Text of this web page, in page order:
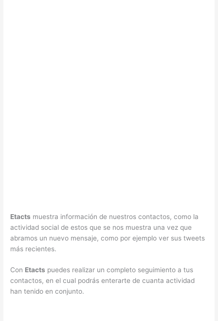
Etacts muestra información de nuestros contactos, como la
actividad social de estos que se nos muestra una vez que
abramos un nuevo mensaje, como por ejemplo ver sus tweets
más recientes.
Con Etacts puedes realizar un completo seguimiento a tus
contactos, en el cual podrás enterarte de cuanta actividad
han tenido en conjunto.